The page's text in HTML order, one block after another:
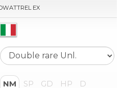
EX
NM SP GD HP D